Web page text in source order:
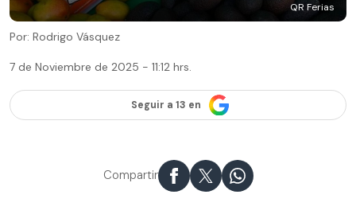
QR Ferias
Por: Rodrigo Vásquez
7 de Noviembre de 2025 - 11:12 hrs.
Seguir a 13 en
Compartir